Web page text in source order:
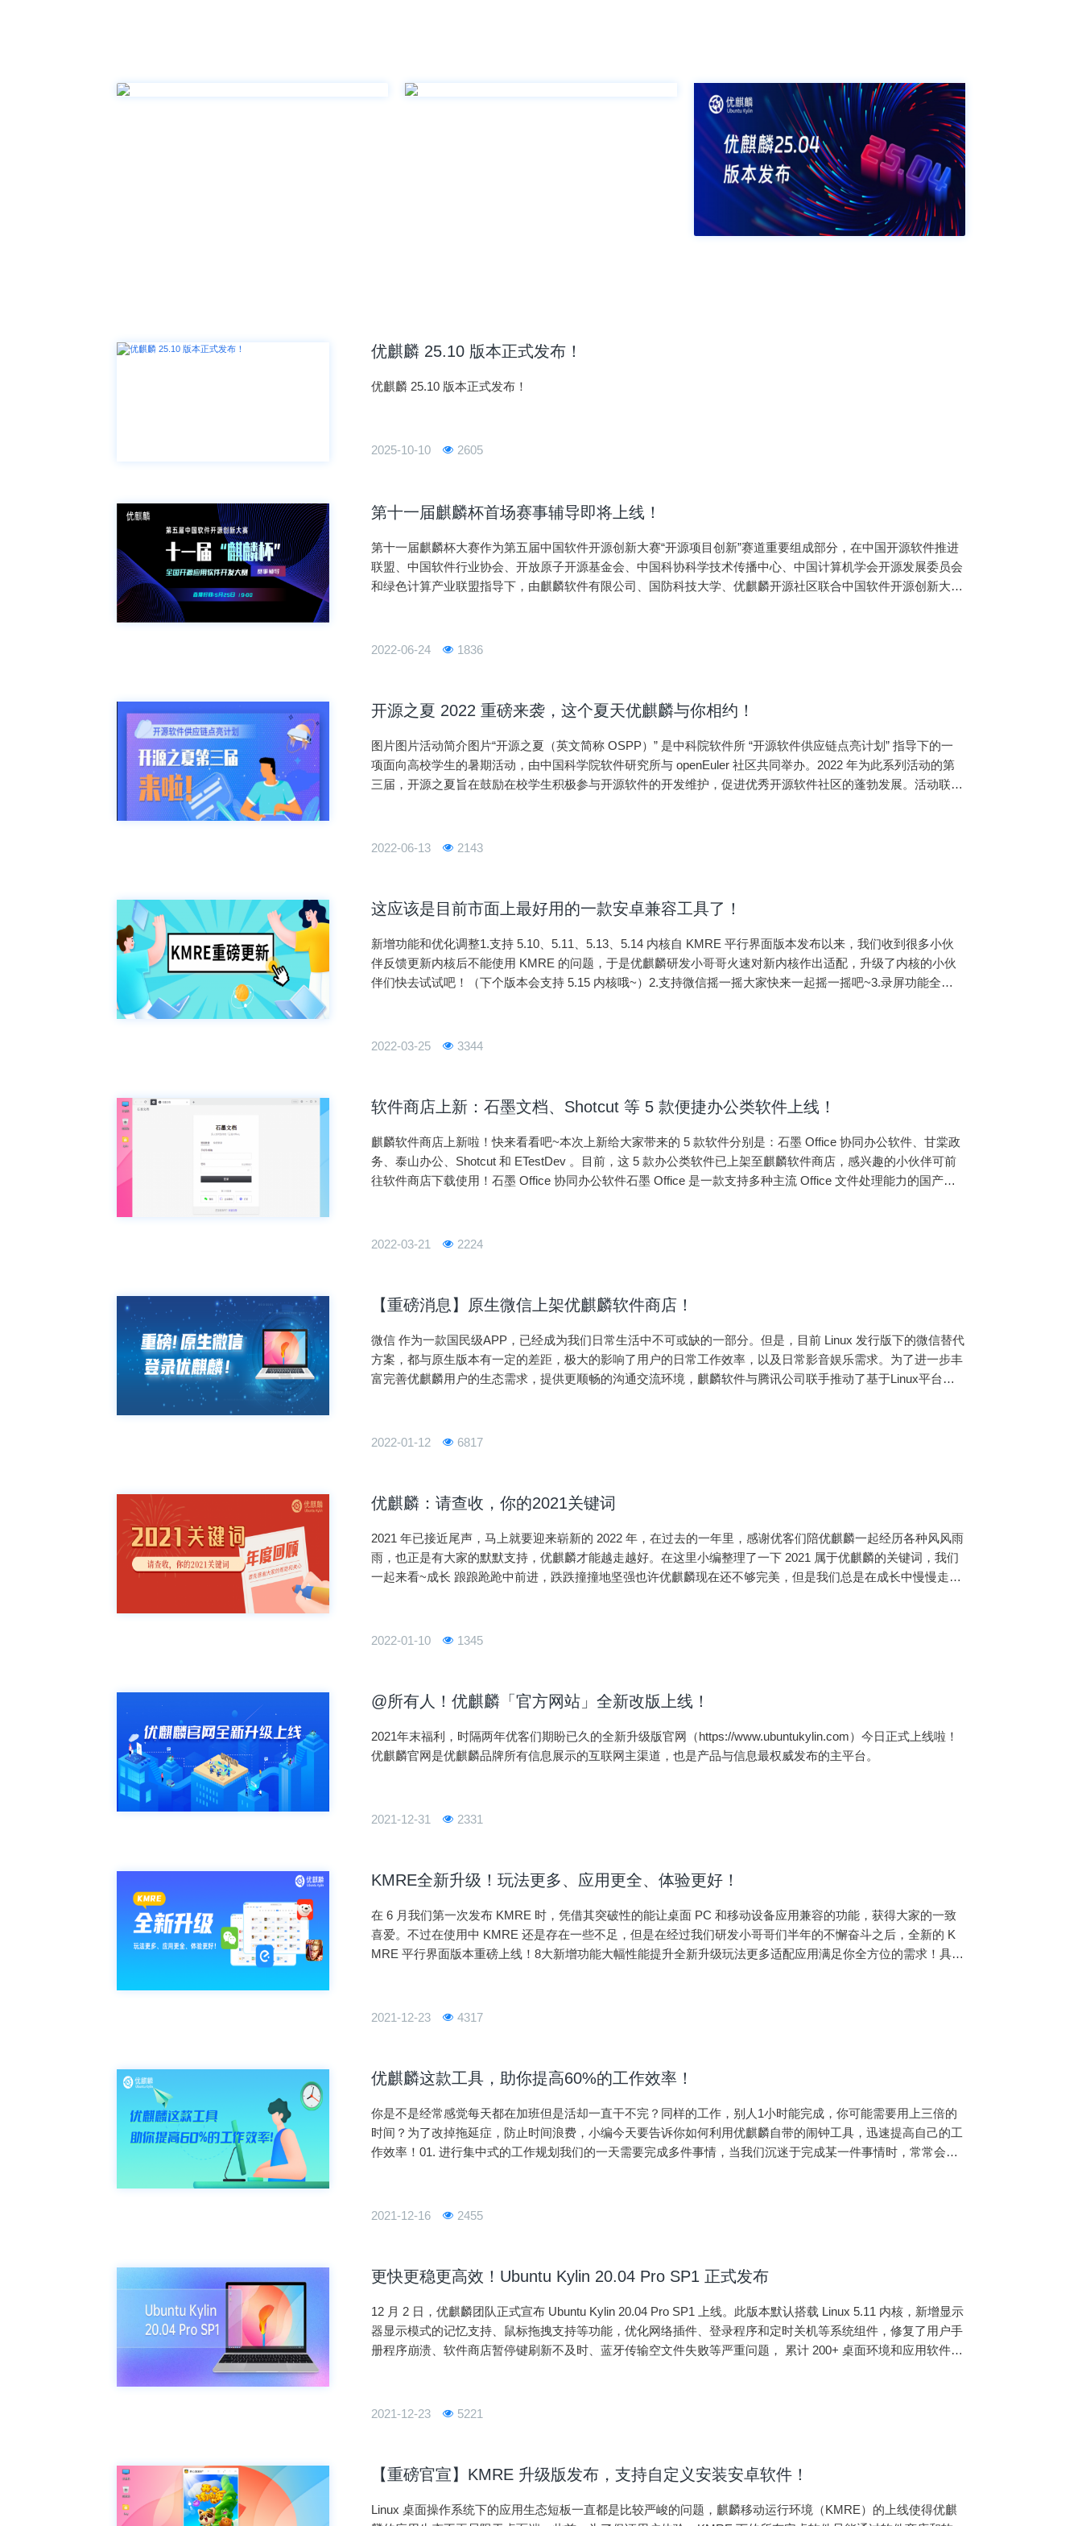
优麒麟 25.10 版本正式发布！
优麒麟 25.10 版本正式发布！
2025-10-10 2605
第十一届麒麟杯首场赛事辅导即将上线！
第十一届麒麟杯大赛作为第五届中国软件开源创新大赛“开源项目创新”赛道重要组成部分，在中国开源软件推进
联盟、中国软件行业协会、开放原子开源基金会、中国科协科学技术传播中心、中国计算机学会开源发展委员会
和绿色计算产业联盟指导下，由麒麟软件有限公司、国防科技大学、优麒麟开源社区联合中国软件开源创新大赛
2022-06-24
1836
开源之夏 2022 重磅来袭，这个夏天优麒麟与你相约！
图片图片活动简介图片“开源之夏（英文简称 OSPP）” 是中科院软件所 “开源软件供应链点亮计划” 指导下的一
项面向高校学生的暑期活动，由中国科学院软件研究所与 openEuler 社区共同举办。2022 年为此系列活动的第
三届，开源之夏旨在鼓励在校学生积极参与开源软件的开发维护，促进优秀开源软件社区的蓬勃发展。活动联合
2022-06-13 2143
这应该是目前市面上最好用的一款安卓兼容工具了！
新增功能和优化调整1.支持 5.10、5.11、5.13、5.14 内核自 KMRE 平行界面版本发布以来，我们收到很多小伙
伴反馈更新内核后不能使用 KMRE 的问题，于是优麒麟研发小哥哥火速对新内核作出适配，升级了内核的小伙
伴们快去试试吧！（下个版本会支持 5.15 内核哦~）2.支持微信摇一摇大家快来一起摇一摇吧~3.录屏功能全新
2022-03-25 3344
软件商店上新：石墨文档、Shotcut 等 5 款便捷办公类软件上线！
麒麟软件商店上新啦！快来看看吧~本次上新给大家带来的 5 款软件分别是：石墨 Office 协同办公软件、甘棠政
务、泰山办公、Shotcut 和 ETestDev 。目前，这 5 款办公类软件已上架至麒麟软件商店，感兴趣的小伙伴可前
往软件商店下载使用！石墨 Office 协同办公软件石墨 Office 是一款支持多种主流 Office 文件处理能力的国产正
2022-03-21 2224
【重磅消息】原生微信上架优麒麟软件商店！
微信 作为一款国民级APP，已经成为我们日常生活中不可或缺的一部分。但是，目前 Linux 发行版下的微信替代
方案，都与原生版本有一定的差距，极大的影响了用户的日常工作效率，以及日常影音娱乐需求。为了进一步丰
富完善优麒麟用户的生态需求，提供更顺畅的沟通交流环境，麒麟软件与腾讯公司联手推动了基于Linux平台的
2022-01-12 6817
优麒麟：请查收，你的2021关键词
2021 年已接近尾声，马上就要迎来崭新的 2022 年，在过去的一年里，感谢优客们陪优麒麟一起经历各种风风雨
雨，也正是有大家的默默支持，优麒麟才能越走越好。在这里小编整理了一下 2021 属于优麒麟的关键词，我们
一起来看~成长 踉踉跄跄中前进，跌跌撞撞地坚强也许优麒麟现在还不够完美，但是我们总是在成长中慢慢走向
2022-01-10 1345
@所有人！优麒麟「官方网站」全新改版上线！
2021年末福利，时隔两年优客们期盼已久的全新升级版官网（https://www.ubuntukylin.com）今日正式上线啦！
优麒麟官网是优麒麟品牌所有信息展示的互联网主渠道，也是产品与信息最权威发布的主平台。
2021-12-31 2331
KMRE全新升级！玩法更多、应用更全、体验更好！
在 6 月我们第一次发布 KMRE 时，凭借其突破性的能让桌面 PC 和移动设备应用兼容的功能，获得大家的一致
喜爱。不过在使用中 KMRE 还是存在一些不足，但是在经过我们研发小哥哥们半年的不懈奋斗之后，全新的 K
MRE 平行界面版本重磅上线！8大新增功能大幅性能提升全新升级玩法更多适配应用满足你全方位的需求！具体
2021-12-23 4317
优麒麟这款工具，助你提高60%的工作效率！
你是不是经常感觉每天都在加班但是活却一直干不完？同样的工作，别人1小时能完成，你可能需要用上三倍的
时间？为了改掉拖延症，防止时间浪费，小编今天要告诉你如何利用优麒麟自带的闹钟工具，迅速提高自己的工
作效率！01. 进行集中式的工作规划我们的一天需要完成多件事情，当我们沉迷于完成某一件事情时，常常会因
2021-12-16
2455
更快更稳更高效！Ubuntu Kylin 20.04 Pro SP1 正式发布
12 月 2 日，优麒麟团队正式宣布 Ubuntu Kylin 20.04 Pro SP1 上线。此版本默认搭载 Linux 5.11 内核，新增显示
器显示模式的记忆支持、鼠标拖拽支持等功能，优化网络插件、登录程序和定时关机等系统组件，修复了用户手
册程序崩溃、软件商店暂停键刷新不及时、蓝牙传输空文件失败等严重问题， 累计 200+ 桌面环境和应用软件方
2021-12-23 5221
【重磅官宣】KMRE 升级版发布，支持自定义安装安卓软件！
Linux 桌面操作系统下的应用生态短板一直都是比较严峻的问题，麒麟移动运行环境（KMRE）的上线使得优麒